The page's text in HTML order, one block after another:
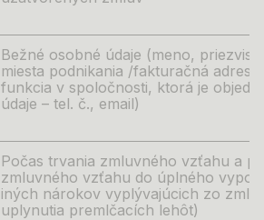
Bežné osobné údaje (meno,
miesta podnikania /fakturačná
funkcia v spoločnosti, ktorá je
údaje – tel. č., email)
Počas trvania zmluvného vzťahu a
zmluvného vzťahu do úplného
iných nárokov vyplývajúcich zo
uplynutia premlčacích lehôt)